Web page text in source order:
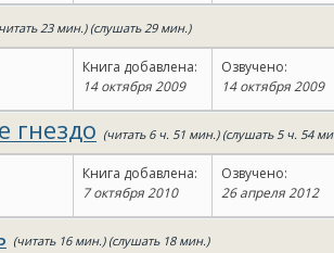
23 мин.) (слушать 29 мин.)
Книга добавлена:
14 октября 2009
Озвучено:
14 октября 2009
гнездо (читать 6 ч. 51 мин.) (слушать 5 ч. 54
Книга добавлена:
7 октября 2010
Озвучено:
26 апреля 2012
(читать 16 мин.) (слушать 18 мин.)